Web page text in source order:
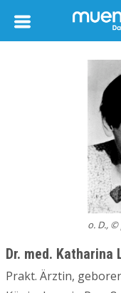
o. D.,
Dr. med. Katharina
Prakt. Ärztin,